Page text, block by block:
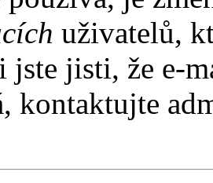
uživatelů,
jste jisti, že e-
kontaktujte